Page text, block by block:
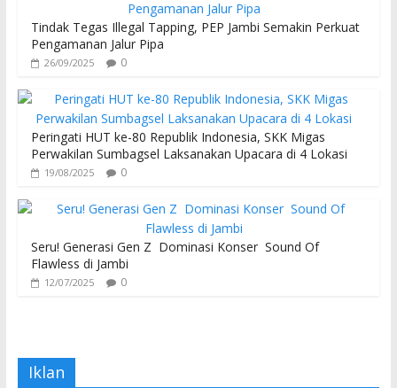
Tindak Tegas Illegal Tapping, PEP Jambi Semakin Perkuat
Pengamanan Jalur Pipa
26/09/2025 0
Peringati HUT ke-80 Republik Indonesia, SKK Migas
Perwakilan Sumbagsel Laksanakan Upacara di 4 Lokasi
19/08/2025 0
Seru! Generasi Gen Z Dominasi Konser Sound Of
Flawless di Jambi
12/07/2025 0
Iklan